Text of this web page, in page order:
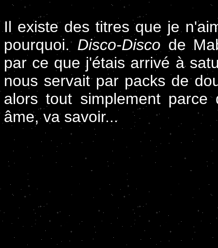
Il existe des titres que je
pourquoi. Disco-Disco de
par ce que j'étais arrivé à
nous servait par packs de
alors tout simplement
âme, va savoir...